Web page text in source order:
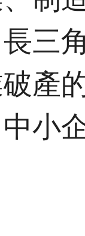
三
產
小